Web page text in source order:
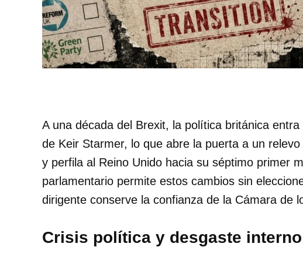
A una década del Brexit, la política británica
de Keir Starmer, lo que abre la puerta a un relevo
y perfila al Reino Unido hacia su séptimo primer
parlamentario permite estos cambios sin
dirigente conserve la confianza de la Cámara de
Crisis política y desgaste interno